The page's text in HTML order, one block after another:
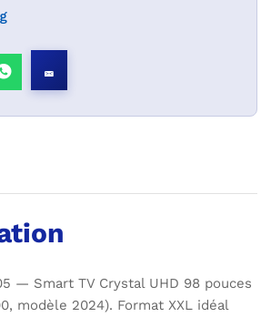
— Smart TV Crystal UHD 98 pouces
modèle 2024). Format XXL idéal